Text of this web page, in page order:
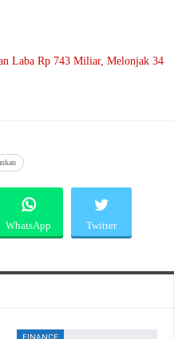
Laba Rp 743 Miliar, Melonjak 34
WhatsApp Twitter
FINANCE